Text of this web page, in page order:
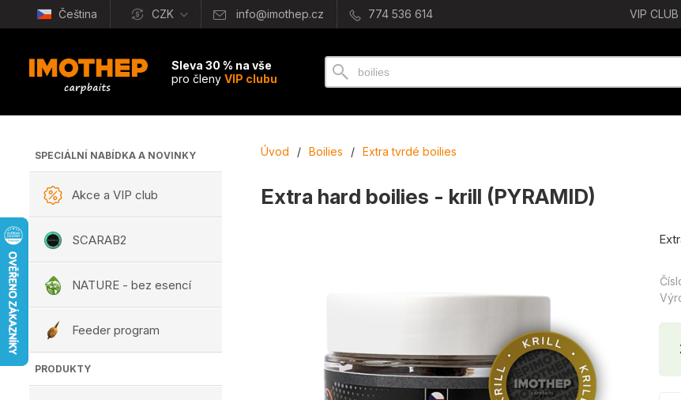
Čeština CZK info@imothep.cz 774 536 614 VIP
Sleva 30 % na vše
pro členy VIP clubu
SPECIÁLNÍ NABÍDKA A NOVINKY
Akce a VIP club
SCARAB2
NATURE - bez esencí
Feeder program
PRODUKTY
Úvod / Boilies / Extra tvrdé boilies
Extra hard boilies - krill (PYRAMID)